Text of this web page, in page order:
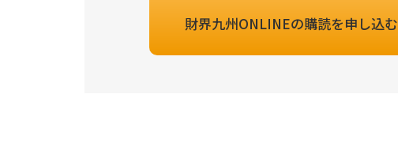
財界九州ONLINEの購読を申し込む